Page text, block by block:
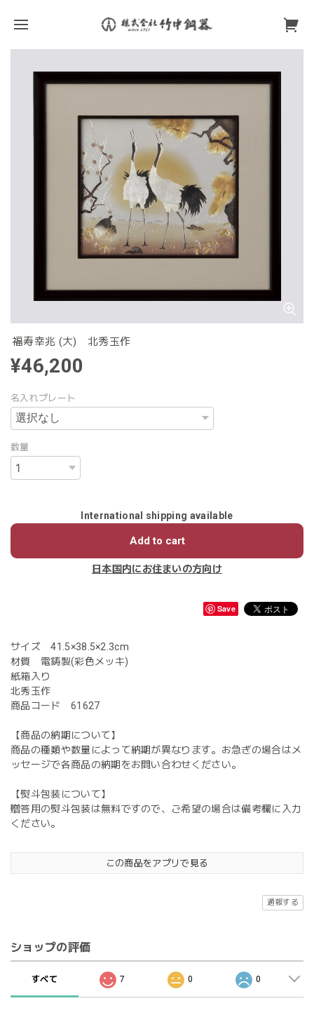
福寿幸兆 (大) 北秀玉作
¥46,200
名入れプレート
数量
International shipping available
Add to cart
日本国内にお住まいの方向け
Save
サイズ 41.5×38.5×2.3cm
材質 電鋳製(彩色メッキ)
紙箱入り
北秀玉作
商品コード 61627
【商品の納期について】
商品の種類や数量によって納期が異なります。お急ぎの場合はメ
ッセージで各商品の納期をお問い合わせください。
【熨斗包装について】
贈答用の熨斗包装は無料ですので、ご希望の場合は備考欄に入力
ください。
この商品をアプリで見る
通報する
ショップの評価
すべて 7 0 0